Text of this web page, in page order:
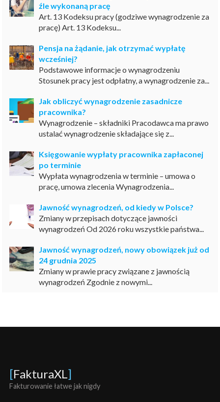
źle wykonaną pracę
Art. 13 Kodeksu pracy (godziwe wynagrodzenie za
pracę) Art. 13 Kodeksu...
Pensja na żądanie, jak otrzymać wypłatę
wcześniej?
Podstawowe informacje o wynagrodzeniu
Stosunek pracy jest odpłatny, a wynagrodzenie za...
Jak obliczyć wynagrodzenie zasadnicze
pracownika?
Wynagrodzenie – składniki Pracodawca ma prawo
ustalać wynagrodzenie składające się z...
Księgowanie wypłaty pracownika zapłaconej
po terminie
Wypłata wynagrodzenia w terminie – umowa o
pracę, umowa zlecenia Wynagrodzenia...
Jawność wynagrodzeń, od kiedy w Polsce?
Zmiany w przepisach dotyczące jawności
wynagrodzeń Od 2026 roku wszystkie państwa...
Jawność wynagrodzeń, nowy obowiązek już od
24 grudnia 2025
Zmiany w prawie pracy związane z jawnością
wynagrodzeń Zgodnie z nowymi...
[FakturaXL ]
Fakturowanie łatwe jak nigdy